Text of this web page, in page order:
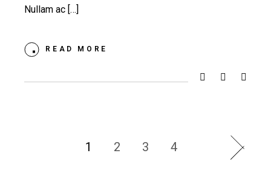
Nullam ac […]
READ MORE
1 2 3 4